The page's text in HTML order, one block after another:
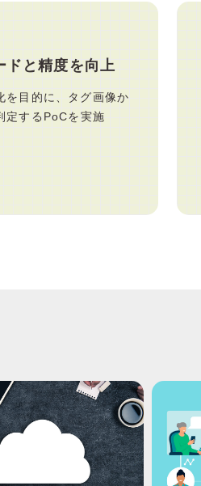
ドと精度を向上
を目的に、タグ画像か
定するPoCを実施